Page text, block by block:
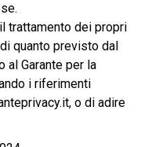
trattamento dei propri
quanto previsto dal
al Garante per la
i riferimenti
o di adire